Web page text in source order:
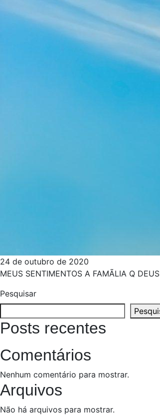
24 de outubro de 2020
MEUS SENTIMENTOS A FAMÃ­LIA Q
Pesquisar
Posts recentes
Comentários
Nenhum comentário para mostrar.
Arquivos
Não há arquivos para mostrar.